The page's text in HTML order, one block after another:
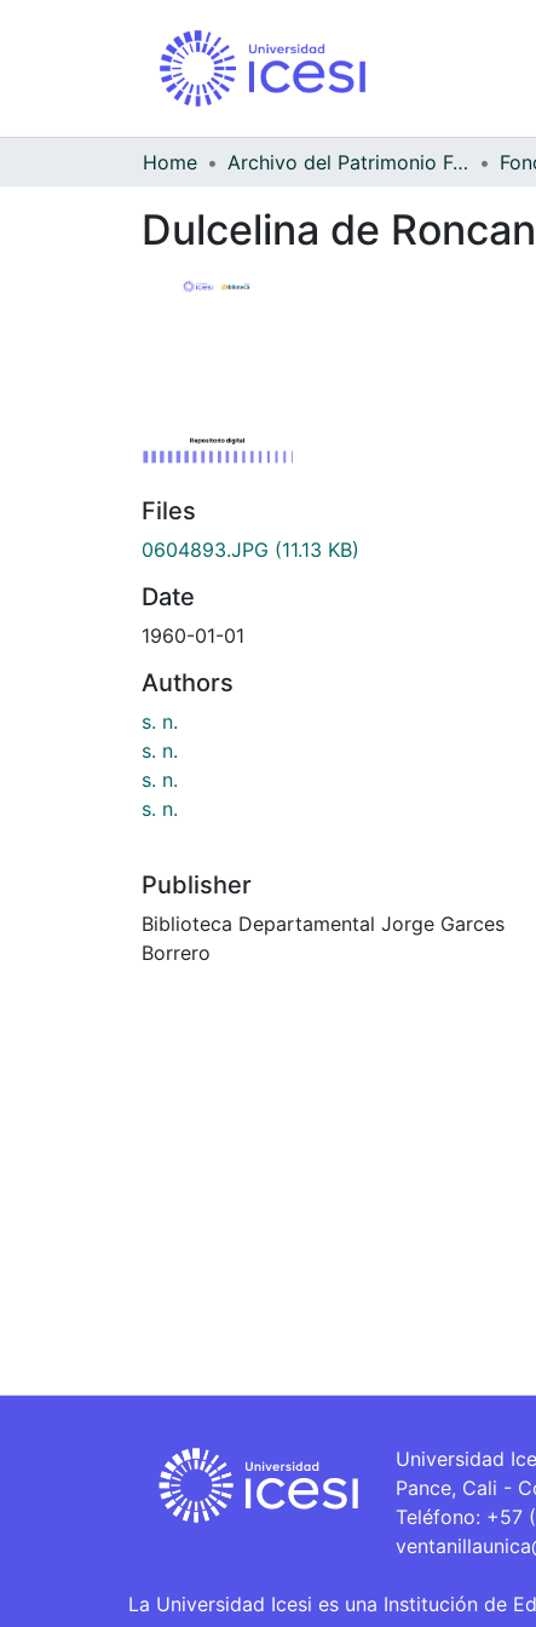
Home Archivo del Patrimonio Fotográfico y Fílmico del Valle del Cauca
Dulcelina de
Files
0604893.JPG (11.13 KB)
Date
1960-01-01
Authors
s. n.
s. n.
s. n.
s. n.
Publisher
Biblioteca Departamental Jorge Garces
Borrero
Universidad
Pance, Cali -
Teléfono: +57
La Universidad Icesi es una Institución de